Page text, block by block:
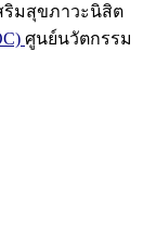
ริมสุขภาวะนิสิต
ศูนย์นวัตกรรม